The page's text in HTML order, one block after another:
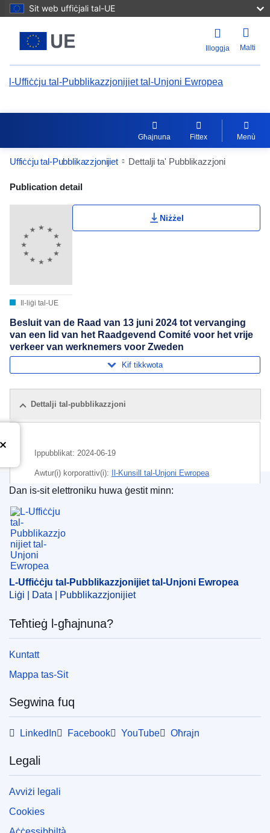
Sit web uffiċjali tal-UE
Illoggja Malti
l-Uffiċċju tal-Pubblikazzjonijiet tal-Unjoni Ewropea
Għajnuna Fittex Menù
Uffiċċju tal-Pubblikazzjonijiet Dettalji ta' Pubblikazzjoni
Publication Detail Actions Portlet
Publication detail
Il-liġi tal-UE
Niżżel
Besluit van de Raad van 13 juni 2024 tot vervanging
van een lid van het Raadgevend Comité voor het vrije
verkeer van werknemers voor Zweden
Kif tikkwota
Dettalji tal-pubblikazzjoni
Ippubblikat: 2024-06-19
Awtur(i) korporattiv(i): Il-Kunsill tal-Unjoni Ewropea
liberu tal-ħaddiema
CELEX : 32024D03966
ELI :
IMMC : ST 10017 2024 INIT
pdfa2a
L-Uffiċċju tal-Pubblikazzjonijiet tal-Unjoni
Dan is-sit elettroniku huwa ġestit minn:
L-Uffiċċju tal-Pubblikazzjonijiet tal-Unjoni Ewropea
Liġi | Data | Pubblikazzjonijiet
Teħtieġ l-għajnuna?
Kuntatt
Mappa tas-Sit
Segwina fuq
LinkedIn Facebook YouTube Oħrajn
Legali
Avviżi legali
Cookies